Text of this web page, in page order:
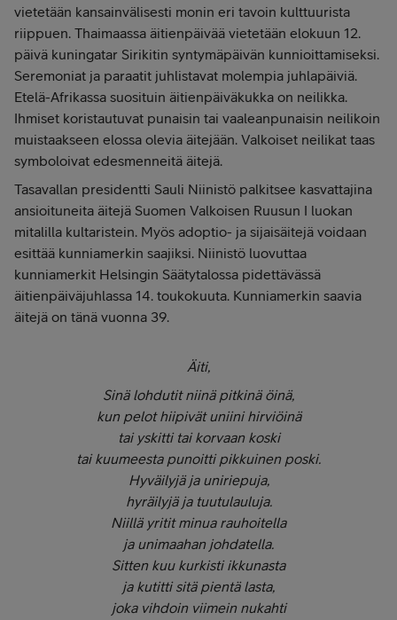
vietetään kansainvälisesti monin eri tavoin kulttuurista
riippuen. Thaimaassa äitienpäivää vietetään elokuun 12.
päivä kuningatar Sirikitin syntymäpäivän kunnioittamiseksi.
Seremoniat ja paraatit juhlistavat molempia juhlapäiviä.
Etelä-Afrikassa suosituin äitienpäiväkukka on neilikka.
Ihmiset koristautuvat punaisin tai vaaleanpunaisin neilikoin
muistaakseen elossa olevia äitejään. Valkoiset neilikat taas
symboloivat edesmenneitä äitejä.
Tasavallan presidentti Sauli Niinistö palkitsee kasvattajina
ansioituneita äitejä Suomen Valkoisen Ruusun I luokan
mitalilla kultaristein. Myös adoptio- ja sijaisäitejä voidaan
esittää kunniamerkin saajiksi. Niinistö luovuttaa
kunniamerkit Helsingin Säätytalossa pidettävässä
äitienpäiväjuhlassa 14. toukokuuta. Kunniamerkin saavia
äitejä on tänä vuonna 39.
Äiti,
Sinä lohdutit niinä pitkinä öinä,
kun pelot hiipivät uniini hirviöinä
tai yskitti tai korvaan koski
tai kuumeesta punoitti pikkuinen poski.
Hyväilyjä ja uniriepuja,
hyräilyjä ja tuutulauluja.
Niillä yritit minua rauhoitella
ja unimaahan johdatella.
Sitten kuu kurkisti ikkunasta
ja kutitti sitä pientä lasta,
joka vihdoin viimein nukahti